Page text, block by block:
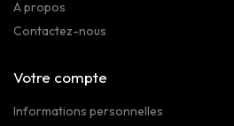
A propos
Contactez-nous
Votre compte
Informations personnelles